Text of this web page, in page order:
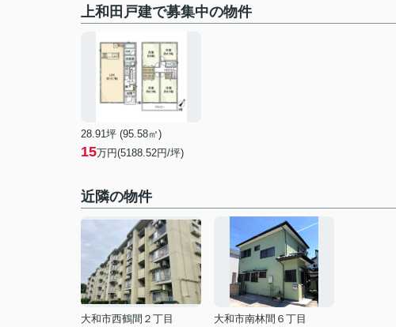
上和田戸建で募集中の物件
28.91坪 (95.58㎡)
15万円(5188.52円/坪)
近隣の物件
大和市西鶴間２丁目
大和市南林間６丁目